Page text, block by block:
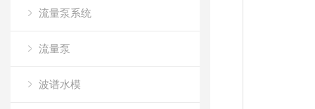
流量泵系统
流量泵
波谱水模